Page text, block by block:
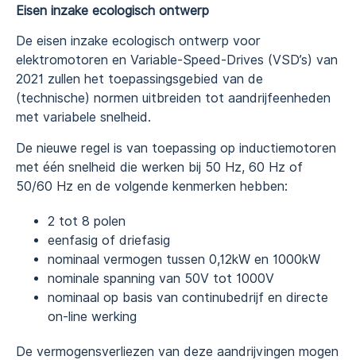
Eisen inzake ecologisch ontwerp
De eisen inzake ecologisch ontwerp voor
elektromotoren en Variable-Speed-Drives (VSD’s) van
2021 zullen het toepassingsgebied van de
(technische) normen uitbreiden tot aandrijfeenheden
met variabele snelheid.
De nieuwe regel is van toepassing op inductiemotoren
met één snelheid die werken bij 50 Hz, 60 Hz of
50/60 Hz en de volgende kenmerken hebben:
2 tot 8 polen
eenfasig of driefasig
nominaal vermogen tussen 0,12kW en 1000kW
nominale spanning van 50V tot 1000V
nominaal op basis van continubedrijf en directe
on-line werking
De vermogensverliezen van deze aandrijvingen mogen